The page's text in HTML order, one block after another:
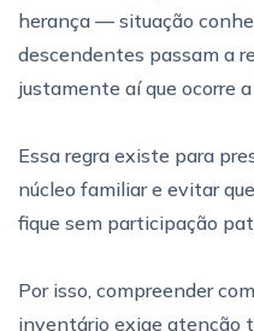
herança — situação
descendentes passam a
justamente aí que ocorre
Essa regra existe para
núcleo familiar e evitar
fique sem participação
Por isso, compreender
inventário exige atenção